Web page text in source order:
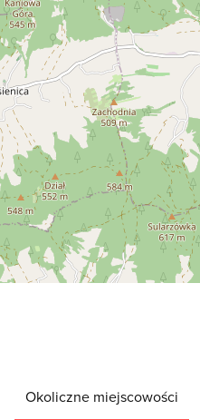
Okoliczne miejscowości